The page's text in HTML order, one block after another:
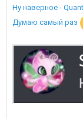
Ну наверное -
Думаю самый раз